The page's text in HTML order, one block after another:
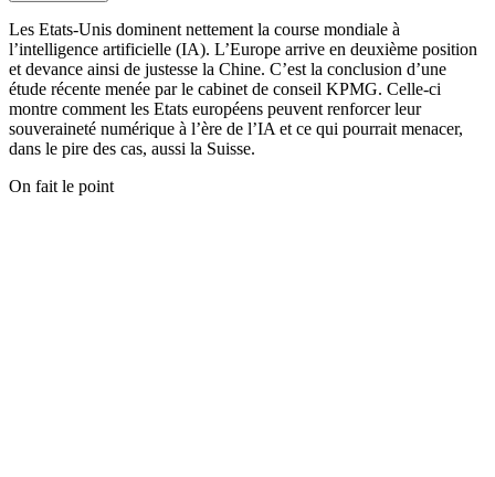
Les Etats-Unis dominent nettement la course mondiale à
l’intelligence artificielle (IA). L’Europe arrive en deuxième position
et devance ainsi de justesse la Chine. C’est la conclusion d’une
étude récente menée par le cabinet de conseil KPMG. Celle-ci
montre comment les Etats européens peuvent renforcer leur
souveraineté numérique à l’ère de l’IA et ce qui pourrait menacer,
dans le pire des cas, aussi la Suisse.
On fait le point